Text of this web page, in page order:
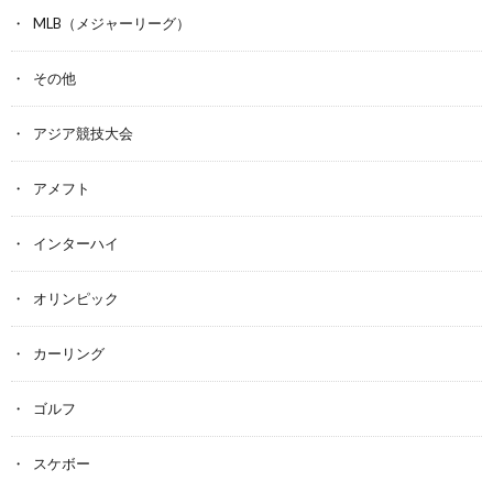
MLB（メジャーリーグ）
その他
アジア競技大会
アメフト
インターハイ
オリンピック
カーリング
ゴルフ
スケボー